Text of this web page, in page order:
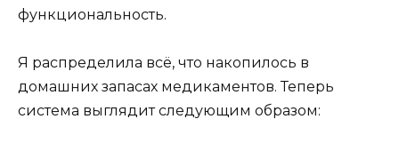
функциональность.
Я распределила всё, что накопилось в
домашних запасах медикаментов. Теперь
система выглядит следующим образом: